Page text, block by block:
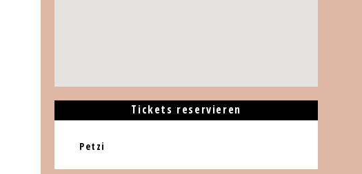
Tickets reservieren
Petzi